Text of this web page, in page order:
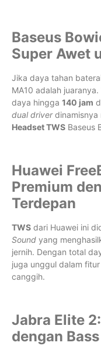
Baseus
Super Awet
Jika daya tahan
MA10 adalah juaranya.
daya hingga 140 jam
dual driverdinamisnya
Headset TWS Baseus
Huawei
Premium
Terdepan
TWS dari Huawei ini
Sound yang
jernih. Dengan total
juga unggul dalam
canggih.
Jabra Elite
dengan